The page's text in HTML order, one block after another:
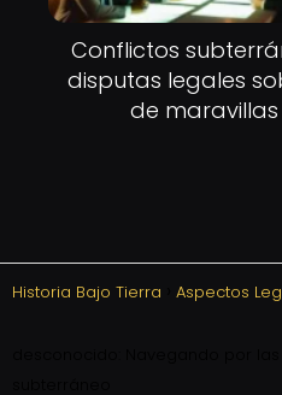
Conflictos
disputas legales
de
Historia Bajo Tierra Aspectos